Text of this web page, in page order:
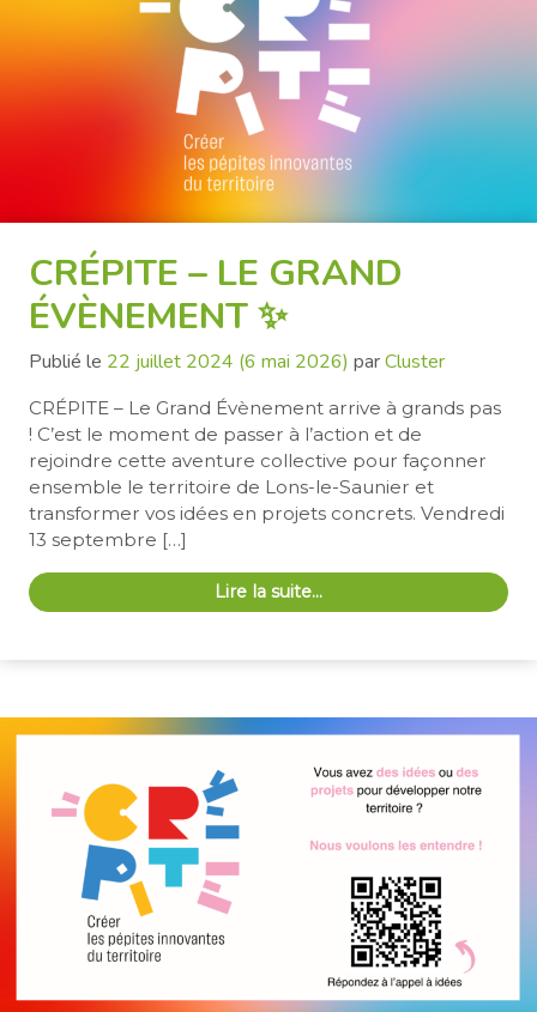
CRÉPITE – LE GRAND
ÉVÈNEMENT ✨
Publié le 22 juillet 2024 (6 mai 2026) parCluster
CRÉPITE – Le Grand Évènement arrive à grands pas
! C’est le moment de passer à l’action et de
rejoindre cette aventure collective pour façonner
ensemble le territoire de Lons-le-Saunier et
transformer vos idées en projets concrets. Vendredi
13 septembre […]
Lire la suite…